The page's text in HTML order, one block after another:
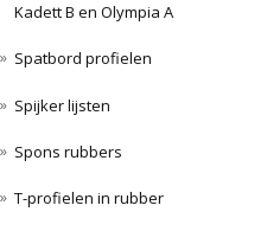
Kadett B en Olympia A
Spatbord profielen
Spijker lijsten
Spons rubbers
T-profielen in rubber